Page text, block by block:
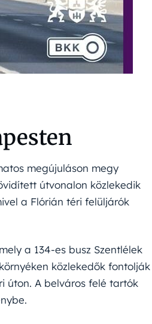
megújuláson megy
útvonalon közlekedik
a Flórián téri felüljárók
a 134-es busz Szentlélek
közlekedők fontolják
úton. A belváros felé tartók